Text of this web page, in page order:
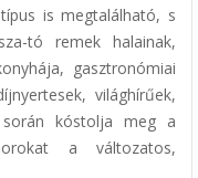
is megtalálható, s
tó remek halainak,
gasztronómiai
világhírűek,
során kóstolja meg a
a változatos,